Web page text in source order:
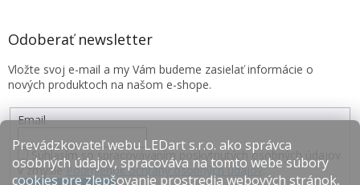
Prevádzkovateľ webu LEDart s.r.o. ako správca
osobných údajov, spracováva na tomto webe súbory
cookies pre zlepšovanie prostredia webových stránok,
Odoberať newsletter
Vložte svoj e-mail a my Vám budeme zasielať informácie o
nových produktoch na našom e-shope.
Email
Súhlasím so spracovávaním poskytnutých osobných údajov
v zmysle Podmienok ochrany osobných údajov.